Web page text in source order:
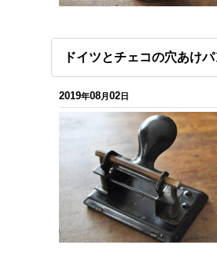
ドイツとチェコの穴あけ
2019年08月02日